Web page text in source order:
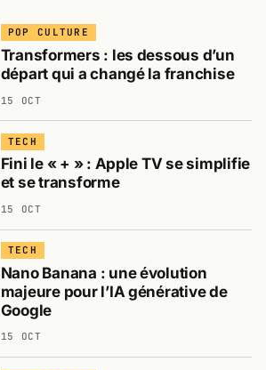
POP CULTURE
Transformers : les dessous d’un
départ qui a changé la franchise
15 OCT
TECH
Fini le « + » : Apple TV se simplifie
et se transforme
15 OCT
TECH
Nano Banana : une évolution
majeure pour l’IA générative de
Google
15 OCT